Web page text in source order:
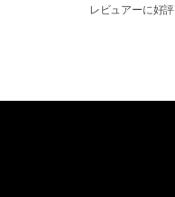
レビュアーに好評